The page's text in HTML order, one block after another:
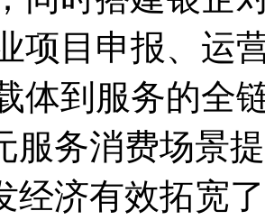
项目申报、运
体到服务的全
服务消费场景
经济有效拓宽